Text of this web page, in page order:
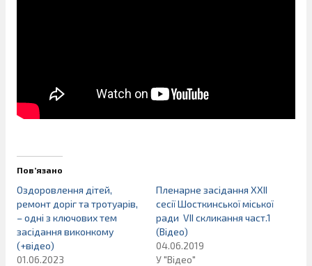
Пов’язано
Оздоровлення дітей,
ремонт доріг та тротуарів,
– одні з ключових тем
засідання виконкому
(+відео)
01.06.2023
Пленарне засідання ХХІІ
сесії Шосткинської міської
ради VІІ скликання част.1
(Відео)
04.06.2019
У "Відео"